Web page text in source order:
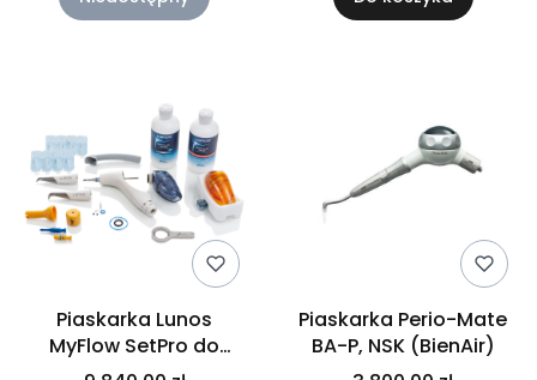
Piaskarka Lunos
MyFlow SetPro do
montowania na
Piaskarka Perio-Mate
BA-P, NSK (BienAir)